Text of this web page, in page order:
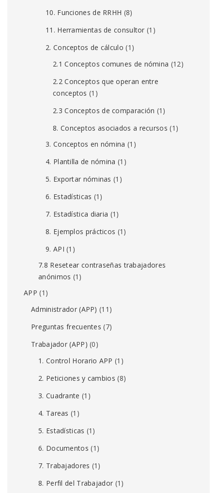
10. Funciones de RRHH (8)
11. Herramientas de consultor (1)
2. Conceptos de cálculo (1)
2.1 Conceptos comunes de nómina (12)
2.2 Conceptos que operan entre
conceptos (1)
2.3 Conceptos de comparación (1)
8. Conceptos asociados a recursos (1)
3. Conceptos en nómina (1)
4. Plantilla de nómina (1)
5. Exportar nóminas (1)
6. Estadísticas (1)
7. Estadística diaria (1)
8. Ejemplos prácticos (1)
9. API (1)
7.8 Resetear contraseñas trabajadores
anónimos (1)
APP (1)
Administrador (APP) (11)
Preguntas frecuentes (7)
Trabajador (APP) (0)
1. Control Horario APP (1)
2. Peticiones y cambios (8)
3. Cuadrante (1)
4. Tareas (1)
5. Estadísticas (1)
6. Documentos (1)
7. Trabajadores (1)
8. Perfil del Trabajador (1)